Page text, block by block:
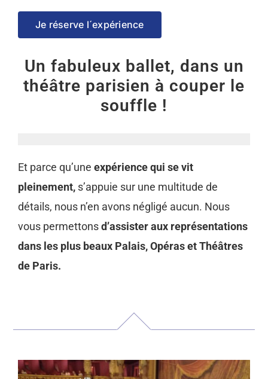
Je réserve l´expérience
Un fabuleux ballet, dans un
théâtre parisien à couper le
souffle !
Et parce qu’une expérience qui se vit
pleinement,s’appuie sur une multitude de
détails, nous n’en avons négligé aucun. Nous
vous permettonsd’assister aux représentations
dans les plus beaux Palais, Opéras et Théâtres
de Paris.